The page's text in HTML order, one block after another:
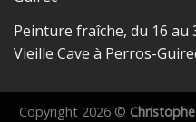
Peinture fraîche, du 16 au
Vieille Cave à Perros-
Copyright 2026 ©